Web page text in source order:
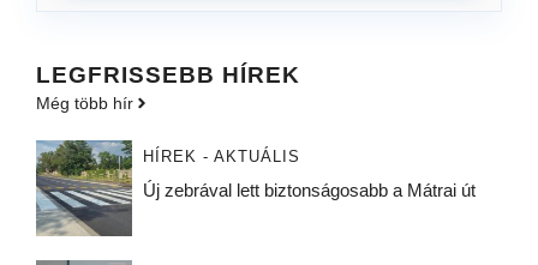
LEGFRISSEBB HÍREK
Még több hír
HÍREK - AKTUÁLIS
Új zebrával lett biztonságosabb a Mátrai út